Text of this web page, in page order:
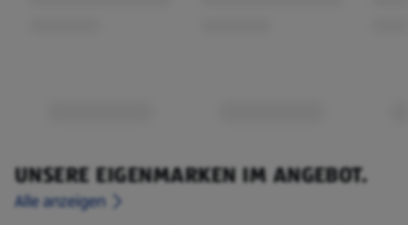
UNSERE EIGENMARKEN IM ANGEBOT.
Alle anzeigen